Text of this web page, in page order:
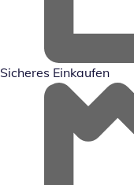
Sicheres Einkaufen